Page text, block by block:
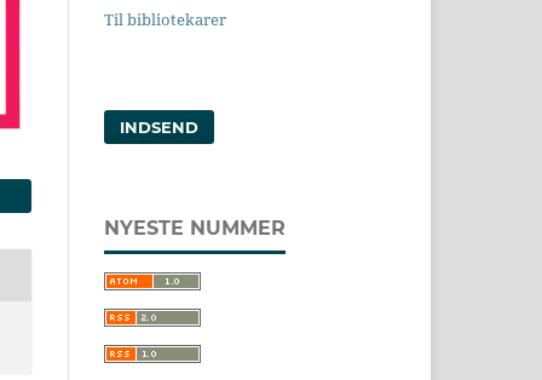
Til bibliotekarer
INDSEND
NYESTE NUMMER